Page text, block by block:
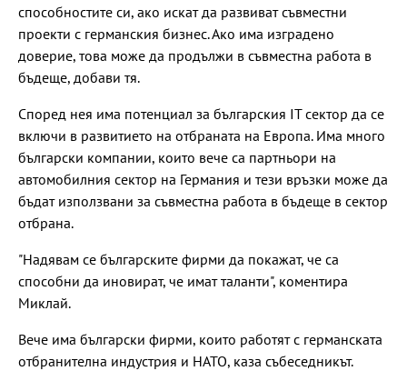
способностите си, ако искат да развиват съвместни
проекти с германския бизнес. Ако има изградено
доверие, това може да продължи в съвместна работа в
бъдеще, добави тя.
Според нея има потенциал за българския IT сектор да се
включи в развитието на отбраната на Европа. Има много
български компании, които вече са партньори на
автомобилния сектор на Германия и тези връзки може да
бъдат използвани за съвместна работа в бъдеще в сектор
отбрана.
"Надявам се българските фирми да покажат, че са
способни да иновират, че имат таланти", коментира
Миклай.
Вече има български фирми, които работят с германската
отбранителна индустрия и НАТО, каза събеседникът.